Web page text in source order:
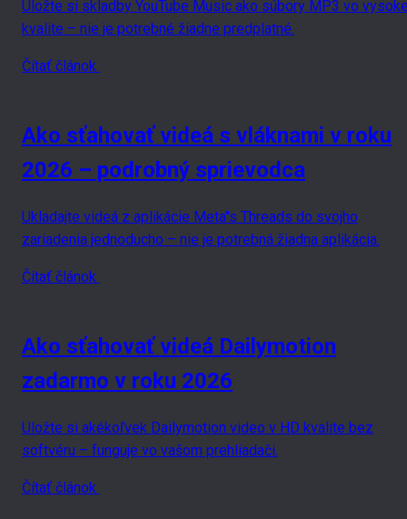
Uložte si skladby YouTube Music ako súbory MP3 vo
kvalite – nie je potrebné žiadne predplatné.
Čítať článok
Ako sťahovať videá s vláknami v roku
2026 – podrobný sprievodca
Ukladajte videá z aplikácie Meta''s Threads do svojho
zariadenia jednoducho – nie je potrebná žiadna aplikácia.
Čítať článok
Ako sťahovať videá Dailymotion
zadarmo v roku 2026
Uložte si akékoľvek Dailymotion video v HD kvalite bez
softvéru – funguje vo vašom prehliadači.
Čítať článok